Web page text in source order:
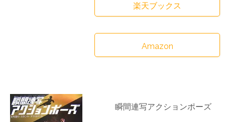
楽天ブックス
Amazon
瞬間連写アクションポーズ